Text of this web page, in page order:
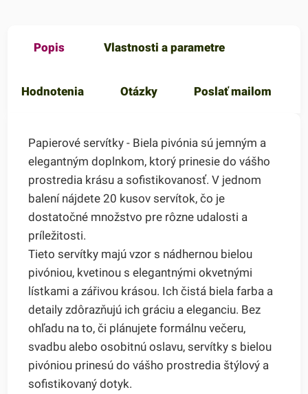
Popis Vlastnosti a parametre
Hodnotenia Otázky Poslať mailom
Papierové servítky - Biela pivónia sú jemným a
elegantným doplnkom, ktorý prinesie do vášho
prostredia krásu a sofistikovanosť. V jednom
balení nájdete 20 kusov servítok, čo je
dostatočné množstvo pre rôzne udalosti a
príležitosti.
Tieto servítky majú vzor s nádhernou bielou
pivóniou, kvetinou s elegantnými okvetnými
lístkami a zářivou krásou. Ich čistá biela farba a
detaily zdôrazňujú ich gráciu a eleganciu. Bez
ohľadu na to, či plánujete formálnu večeru,
svadbu alebo osobitnú oslavu, servítky s bielou
pivóniou prinesú do vášho prostredia štýlový a
sofistikovaný dotyk.